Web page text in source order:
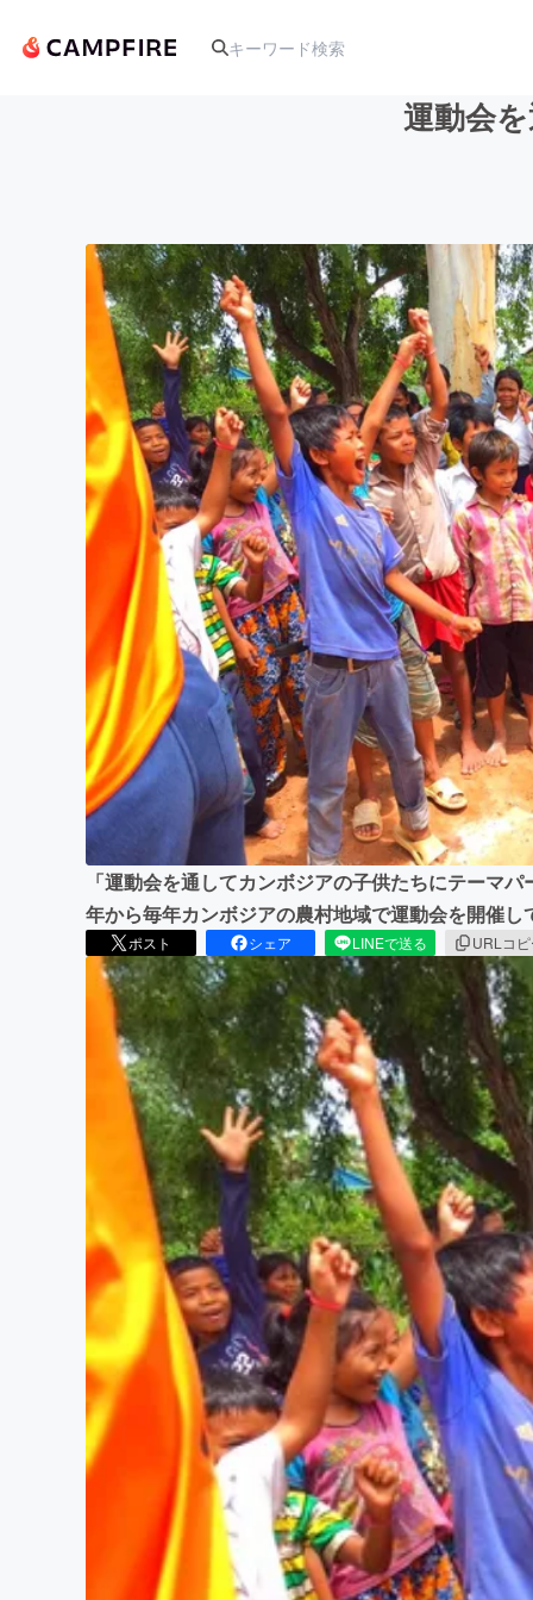
アート・写真
テクノロジー・ガジェット
映像・映画
ビジネス・起業
まちづくり・地域活性化
運動会
「運動会を通してカンボジアの子供たちにテーマ
年から毎年カンボジアの農村地域で運動会を開催
ポスト シェア LINEで送る URLコ